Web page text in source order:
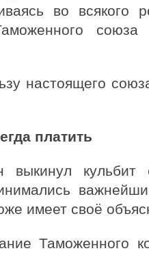
во всякого
настоящего
платить
выкинул
имеет своё
Таможенного